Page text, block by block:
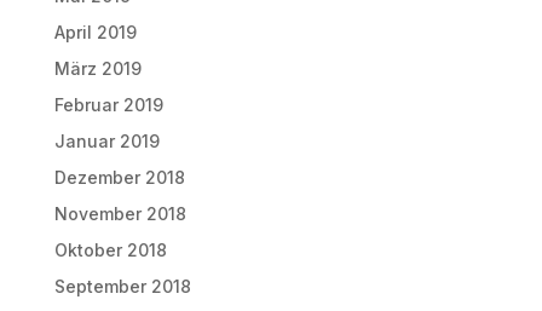
April 2019
März 2019
Februar 2019
Januar 2019
Dezember 2018
November 2018
Oktober 2018
September 2018